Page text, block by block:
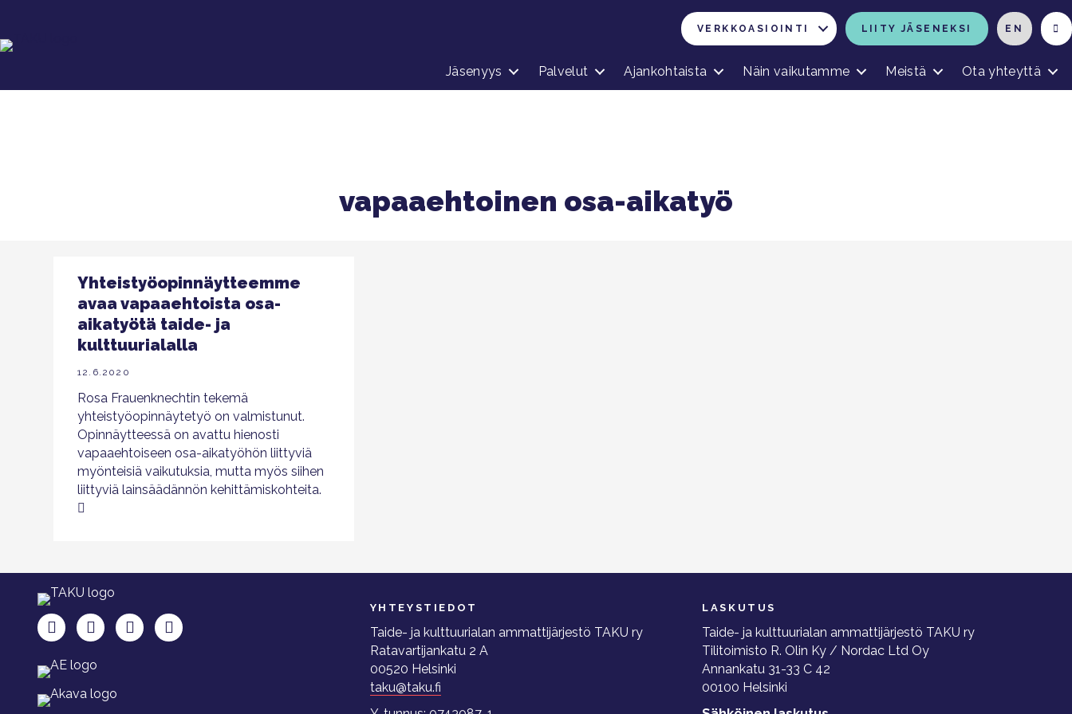
VERKKOASIOINTI LIITY JÄSENEKSI EN
Jäsenyys Palvelut Ajankohtaista Näin vaikutamme Meistä Ota yhteyttä
vapaaehtoinen osa-aikatyö
Yhteistyöopinnäytteemme
avaa vapaaehtoista osa-
aikatyötä taide- ja
kulttuurialalla
12.6.2020
Rosa Frauenknechtin tekemä
yhteistyöopinnäytetyö on valmistunut.
Opinnäytteessä on avattu hienosti
vapaaehtoiseen osa-aikatyöhön liittyviä
myönteisiä vaikutuksia, mutta myös siihen
liittyviä lainsäädännön kehittämiskohteita.
TAKU Facebookissa
TAKU Twitterissä
TAKU Instagramissa
TAKU LinkedInissä
YHTEYSTIEDOT
Taide- ja kulttuurialan ammattijärjestö TAKU ry
Ratavartijankatu 2 A
00520 Helsinki
taku@taku.fi
LASKUTUS
Taide- ja kulttuurialan ammattijärjestö TAKU ry
Tilitoimisto R. Olin Ky / Nordac Ltd Oy
Annankatu 31-33 C 42
00100 Helsinki